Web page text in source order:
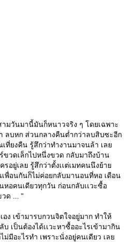
ามวันมานี้มันก็หนาวจริง ๆ โดยเฉพาะ
ลบหก ส่วนกลางคืนต่ำกว่าลบสิบซะอีก
ที่ยงคืน รู้สึกว่าทำงานมาจนล้า เล
ร์ขวดเล็กไปหนึ่งขวด กลับมาถึงบ้าน
รอยู่เลย รู้สึกว่าตั้งเเต่เมทคนนึงย้า
เพื่อนกันก็ไม่ค่อยกลับมานอนที่หอ เดือน
หอคนเดียวทุกวัน ก่อนกลับเเวะซื้อ
วด ... "
อง เข้ามารบกวนจิตใจอยู่มาก ทำให้
เป็นต้องได้เเวะหาซื้ออะไรเข้ามากิน
ม่มีอะไรทำ เพราะนั่งอยู่คนเดียว เล